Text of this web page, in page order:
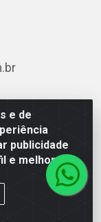
e de
publicidade
e melhorar a
1090 - Nova
250 - CNPJ